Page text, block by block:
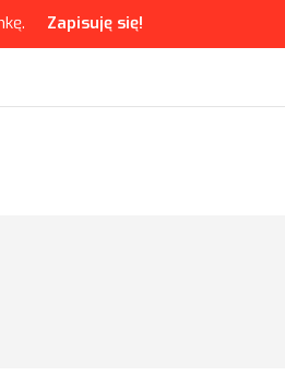
Zapisuję się!